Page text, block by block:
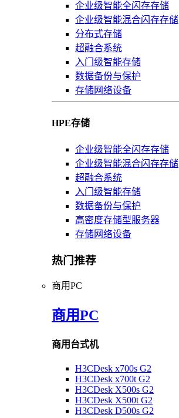
企业级智能全闪存存储
企业级智能混合闪存存储
分布式存储
超融合系统
入门级智能存储
数据备份与保护
存储网络设备
HPE存储
企业级智能全闪存存储
企业级智能混合闪存存储
超融合系统
入门级智能存储
数据备份与保护
高密度存储型服务器
存储网络设备
热门推荐
商用PC
商用PC
商用台式机
H3CDesk x700s G2
H3CDesk x700t G2
H3CDesk X500s G2
H3CDesk X500t G2
H3CDesk D500s G2